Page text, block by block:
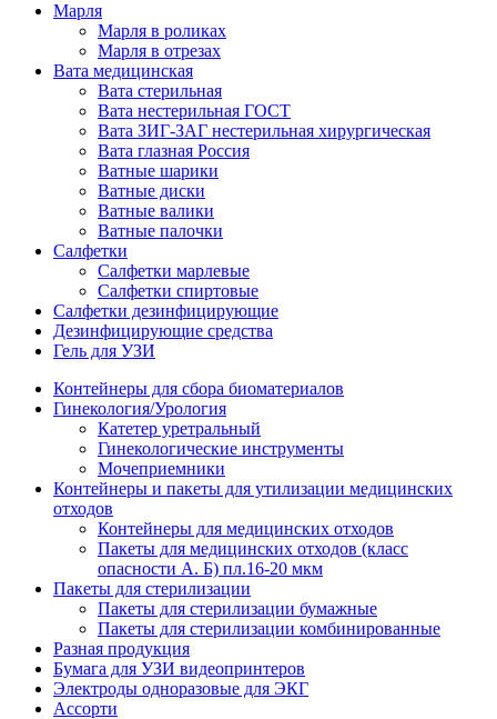
Марля
Марля в роликах
Марля в отрезах
Вата медицинская
Вата стерильная
Вата нестерильная ГОСТ
Вата ЗИГ-ЗАГ нестерильная хирургическая
Вата глазная Россия
Ватные шарики
Ватные диски
Ватные валики
Ватные палочки
Салфетки
Салфетки марлевые
Салфетки спиртовые
Салфетки дезинфицирующие
Дезинфицирующие средства
Гель для УЗИ
Контейнеры для сбора биоматериалов
Гинекология/Урология
Катетер уретральный
Гинекологические инструменты
Мочеприемники
Контейнеры и пакеты для утилизации медицинских
отходов
Контейнеры для медицинских отходов
Пакеты для медицинских отходов (класс
опасности А. Б) пл.16-20 мкм
Пакеты для стерилизации
Пакеты для стерилизации бумажные
Пакеты для стерилизации комбинированные
Разная продукция
Бумага для УЗИ видеопринтеров
Электроды одноразовые для ЭКГ
Ассорти